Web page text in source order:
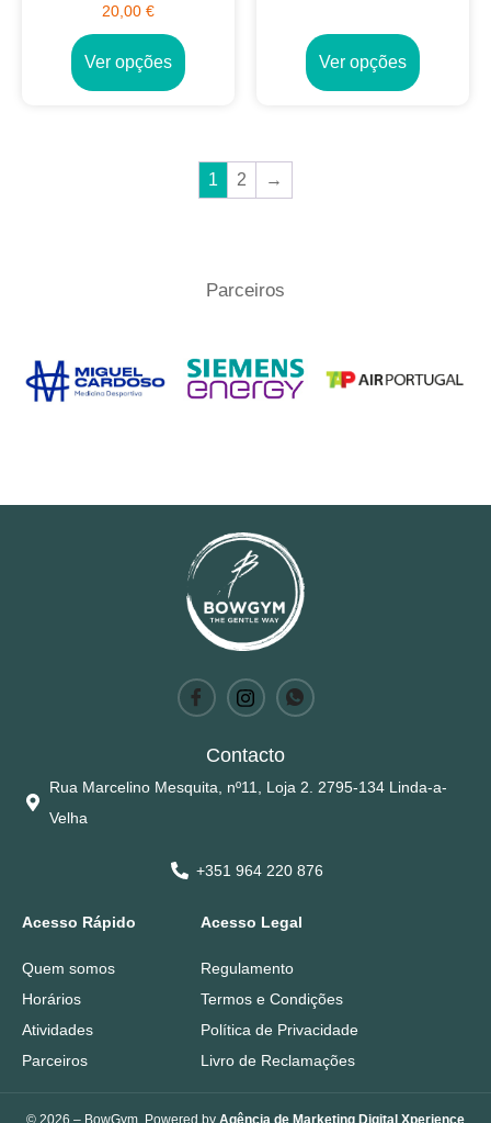
20,00 €
Ver opções Ver opções
1 2 →
Parceiros
Contacto
Rua Marcelino Mesquita, nº11, Loja 2. 2795-134 Linda-a-
Velha
+351 964 220 876
Acesso Rápido
Quem somos
Horários
Atividades
Parceiros
Acesso Legal
Regulamento
Termos e Condições
Política de Privacidade
Livro de Reclamações